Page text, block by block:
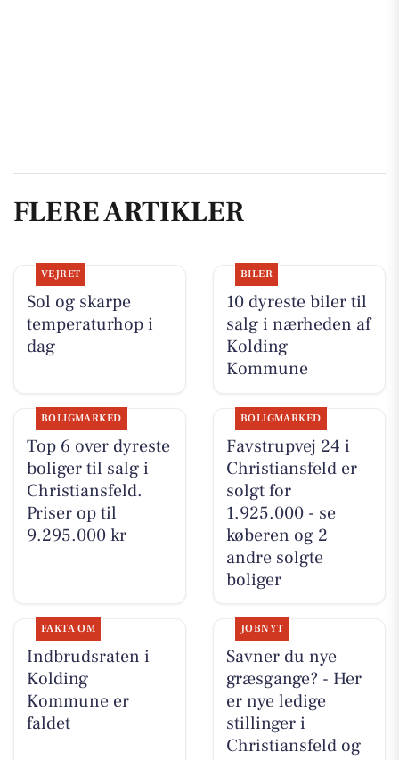
FLERE ARTIKLER
VEJRET
Sol og skarpe
temperaturhop i
dag
BILER
10 dyreste biler til
salg i nærheden af
Kolding
Kommune
BOLIGMARKED
Top 6 over dyreste
boliger til salg i
Christiansfeld.
Priser op til
9.295.000 kr
BOLIGMARKED
Favstrupvej 24 i
Christiansfeld er
solgt for
1.925.000 - se
køberen og 2
andre solgte
boliger
FAKTA OM
Indbrudsraten i
Kolding
Kommune er
faldet
JOBNYT
Savner du nye
græsgange? - Her
er nye ledige
stillinger i
Christiansfeld og